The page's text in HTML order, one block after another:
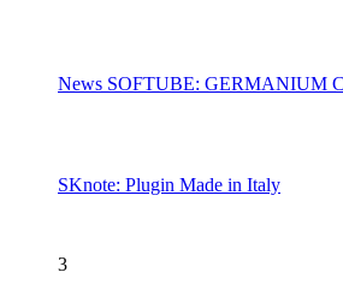
News SOFTUBE:
SKnote: Plugin Made in Italy
3